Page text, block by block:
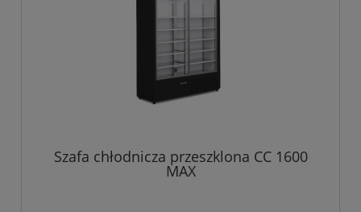
Szafa chłodnicza przeszklona CC 1600
MAX